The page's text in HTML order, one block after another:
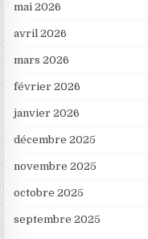
mai 2026
avril 2026
mars 2026
février 2026
janvier 2026
décembre 2025
novembre 2025
octobre 2025
septembre 2025